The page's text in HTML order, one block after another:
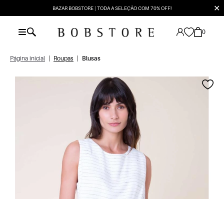
BAZAR BOBSTORE | TODA A SELEÇÃO COM 70% OFF! ✕
0
Página inicial Roupas Blusas